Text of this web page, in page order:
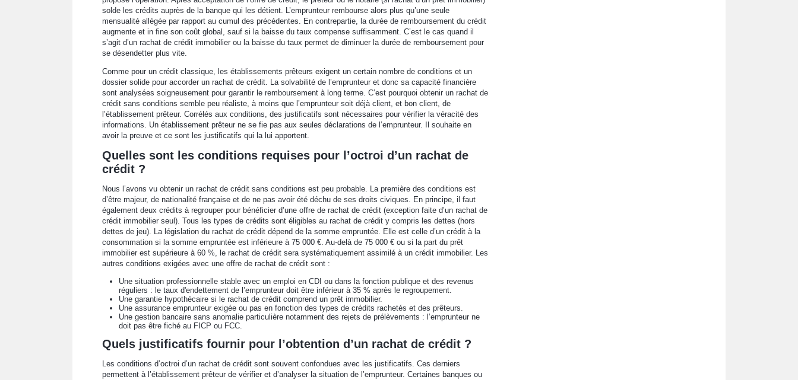
solde les crédits auprès de la banque qui les détient. L’emprunteur rembourse alors plus qu’une seule
mensualité allégée par rapport au cumul des précédentes. En contrepartie, la durée de remboursement du crédit
augmente et in fine son coût global, sauf si la baisse du taux compense suffisamment. C’est le cas quand il
s’agit d’un rachat de crédit immobilier ou la baisse du taux permet de diminuer la durée de remboursement pour
se désendetter plus vite.
Comme pour un crédit classique, les établissements prêteurs exigent un certain nombre de conditions et un
dossier solide pour accorder un rachat de crédit. La solvabilité de l’emprunteur et donc sa capacité financière
sont analysées soigneusement pour garantir le remboursement à long terme. C’est pourquoi obtenir un rachat de
crédit sans conditions semble peu réaliste, à moins que l’emprunteur soit déjà client, et bon client, de
l’établissement prêteur. Corrélés aux conditions, des justificatifs sont nécessaires pour vérifier la véracité des
informations. Un établissement prêteur ne se fie pas aux seules déclarations de l’emprunteur. Il souhaite en
avoir la preuve et ce sont les justificatifs qui la lui apportent.
Quelles sont les conditions requises pour l’octroi d’un rachat de
crédit ?
Nous l’avons vu obtenir un rachat de crédit sans conditions est peu probable. La première des conditions est
d’être majeur, de nationalité française et de ne pas avoir été déchu de ses droits civiques. En principe, il faut
également deux crédits à regrouper pour bénéficier d’une offre de rachat de crédit (exception faite d’un rachat de
crédit immobilier seul). Tous les types de crédits sont éligibles au rachat de crédit y compris les dettes (hors
dettes de jeu). La législation du rachat de crédit dépend de la somme empruntée. Elle est celle d’un crédit à la
consommation si la somme empruntée est inférieure à 75 000 €. Au-delà de 75 000 € ou si la part du prêt
immobilier est supérieure à 60 %, le rachat de crédit sera systématiquement assimilé à un crédit immobilier. Les
autres conditions exigées avec une offre de rachat de crédit sont :
Une situation professionnelle stable avec un emploi en CDI ou dans la fonction publique et des revenus
réguliers : le taux d'endettement de l’emprunteur doit être inférieur à 35 % après le regroupement.
Une garantie hypothécaire si le rachat de crédit comprend un prêt immobilier.
Une assurance emprunteur exigée ou pas en fonction des types de crédits rachetés et des prêteurs.
Une gestion bancaire sans anomalie particulière notamment des rejets de prélèvements : l’emprunteur ne
doit pas être fiché au FICP ou FCC.
Quels justificatifs fournir pour l’obtention d’un rachat de crédit ?
Les conditions d’octroi d’un rachat de crédit sont souvent confondues avec les justificatifs. Ces derniers
permettent à l’établissement prêteur de vérifier et d’analyser la situation de l’emprunteur. Certaines banques ou